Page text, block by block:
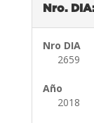
Nro.
Nro DIA
2659
Año
2018